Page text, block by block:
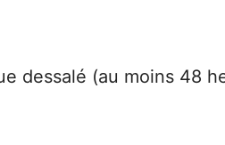
dessalé (au moins 48